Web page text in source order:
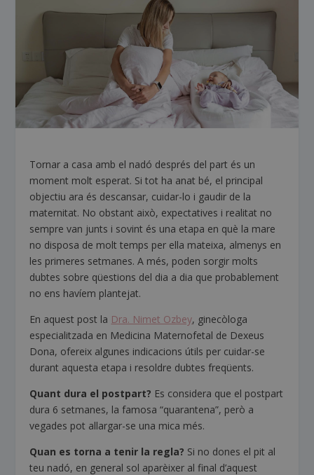
Tornar a casa amb el nadó després del part és un
moment molt esperat. Si tot ha anat bé, el principal
objectiu ara és descansar, cuidar-lo i gaudir de la
maternitat. No obstant això, expectatives i realitat no
sempre van junts i sovint és una etapa en què la mare
no disposa de molt temps per ella mateixa, almenys en
les primeres setmanes. A més, poden sorgir molts
dubtes sobre qüestions del dia a dia que probablement
no ens havíem plantejat.
En aquest post la Dra. Nimet Ozbey, ginecòloga
especialitzada en Medicina Maternofetal de Dexeus
Dona, ofereix algunes indicacions útils per cuidar-se
durant aquesta etapa i resoldre dubtes freqüents.
Quant dura el postpart? Es considera que el postpart
dura 6 setmanes, la famosa “quarantena”, però a
vegades pot allargar-se una mica més.
Quan es torna a tenir la regla? Si no dones el pit al
teu nadó, en general sol aparèixer al final d’aquest